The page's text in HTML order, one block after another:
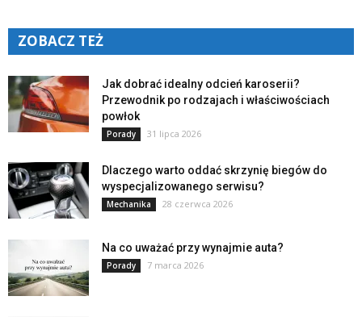
ZOBACZ TEŻ
Jak dobrać idealny odcień karoserii?
Przewodnik po rodzajach i właściwościach
powłok
Porady 31 lipca 2026
Dlaczego warto oddać skrzynię biegów do
wyspecjalizowanego serwisu?
Mechanika 28 czerwca 2026
Na co uważać przy wynajmie auta?
Porady 7 marca 2026